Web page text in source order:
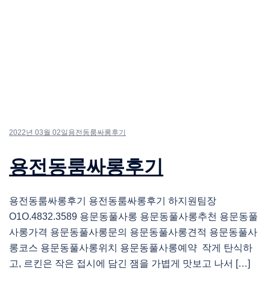
2022년 03월 02일 용전동룸싸롱후기
용전동룸싸롱후기
용전동룸싸롱후기 용전동룸싸롱후기 하지원팀장
O1O.4832.3589 용문동풀사롱 용문동풀사롱추천 용문동풀
사롱가격 용문동풀사롱문의 용문동풀사롱견적 용문동풀사
롱코스 용문동풀사롱위치 용문동풀사롱예약 작게 탄식하
고, 르킨은 작은 접시에 담긴 잼을 가볍게 맛보고 나서 […]